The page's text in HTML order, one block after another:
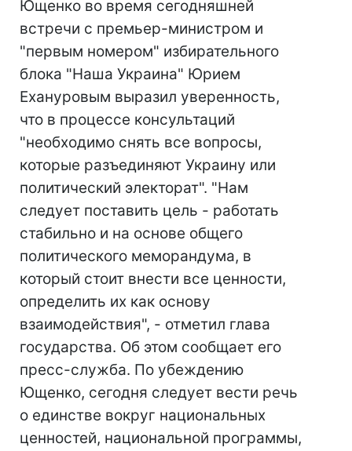
Ющенко во время сегодняшней
встречи с премьер-министром и
"первым номером" избирательного
блока "Наша Украина" Юрием
Ехануровым выразил уверенность,
что в процессе консультаций
"необходимо снять все вопросы,
которые разъединяют Украину или
политический электорат". "Нам
следует поставить цель - работать
стабильно и на основе общего
политического меморандума, в
который стоит внести все ценности,
определить их как основу
взаимодействия", - отметил глава
государства. Об этом сообщает его
пресс-служба. По убеждению
Ющенко, сегодня следует вести речь
о единстве вокруг национальных
ценностей, национальной программы,